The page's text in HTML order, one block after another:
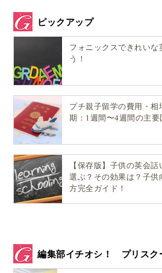
ピックアップ
フォニックスできれいな
う！
プチ親子留学の費用・
期：1週間〜4週間の主要
【保存版】子供の英会
選ぶ？その効果は？子供
方完全ガイド！
編集部イチオシ！ プリスク